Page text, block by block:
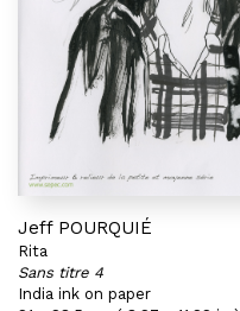
Jeff POURQUIÉ
Rita
Sans titre 4
India ink on paper